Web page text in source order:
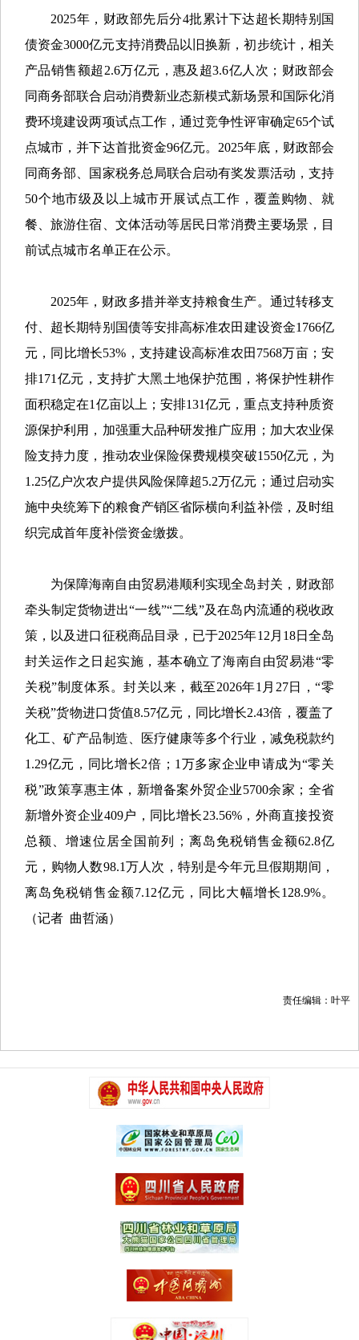
2025年，财政部先后分4批累计下达超长期特别国
债资金3000亿元支持消费品以旧换新，初步统计，相关
产品销售额超2.6万亿元，惠及超3.6亿人次；财政部会
同商务部联合启动消费新业态新模式新场景和国际化消
费环境建设两项试点工作，通过竞争性评审确定65个试
点城市，并下达首批资金96亿元。2025年底，财政部会
同商务部、国家税务总局联合启动有奖发票活动，支持
50个地市级及以上城市开展试点工作，覆盖购物、就
餐、旅游住宿、文体活动等居民日常消费主要场景，目
前试点城市名单正在公示。
2025年，财政多措并举支持粮食生产。通过转移支
付、超长期特别国债等安排高标准农田建设资金1766亿
元，同比增长53%，支持建设高标准农田7568万亩；安
排171亿元，支持扩大黑土地保护范围，将保护性耕作
面积稳定在1亿亩以上；安排131亿元，重点支持种质资
源保护利用，加强重大品种研发推广应用；加大农业保
险支持力度，推动农业保险保费规模突破1550亿元，为
1.25亿户次农户提供风险保障超5.2万亿元；通过启动实
施中央统筹下的粮食产销区省际横向利益补偿，及时组
织完成首年度补偿资金缴拨。
为保障海南自由贸易港顺利实现全岛封关，财政部
牵头制定货物进出“一线”“二线”及在岛内流通的税收政
策，以及进口征税商品目录，已于2025年12月18日全岛
封关运作之日起实施，基本确立了海南自由贸易港“零
关税”制度体系。封关以来，截至2026年1月27日，“零
关税”货物进口货值8.57亿元，同比增长2.43倍，覆盖了
化工、矿产品制造、医疗健康等多个行业，减免税款约
1.29亿元，同比增长2倍；1万多家企业申请成为“零关
税”政策享惠主体，新增备案外贸企业5700余家；全省
新增外资企业409户，同比增长23.56%，外商直接投资
总额、增速位居全国前列；离岛免税销售金额62.8亿
元，购物人数98.1万人次，特别是今年元旦假期期间，
离岛免税销售金额7.12亿元，同比大幅增长128.9%。
（记者 曲哲涵）
责任编辑：叶平